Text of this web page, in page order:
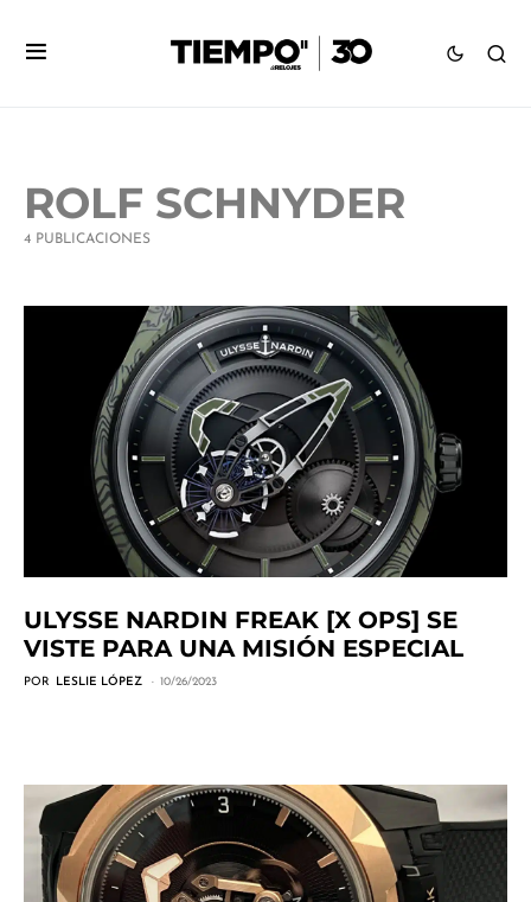
ROLF SCHNYDER
4 PUBLICACIONES
ULYSSE NARDIN FREAK [X OPS] SE
VISTE PARA UNA MISIÓN ESPECIAL
POR LESLIE LÓPEZ 10/26/2023